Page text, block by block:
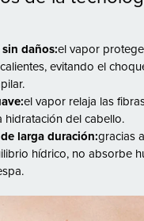
diario.
2 útiles accesorios:
Cloth para limpiar
frías) de cualquier
para mantener su
clip para mantener el cable
daños:el vapor
evitando el
el vapor relaja las
hidratación del cabello.
larga duración:gracias
hídrico, no absorbe